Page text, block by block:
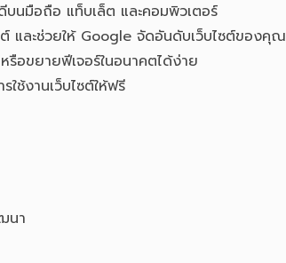
นมือถือ แท็บเล็ต และคอมพิวเตอร์
ต์ และช่วยให้ Google จัดอันดับเว็บไซต์ของคุ
รือขยายฟีเจอร์ในอนาคตได้ง่าย
ช้งานเว็บไซต์ให้ฟรี
นา